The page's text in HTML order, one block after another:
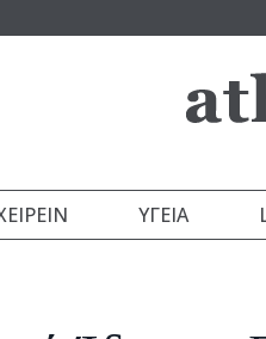
ΥΓΕΊΑ